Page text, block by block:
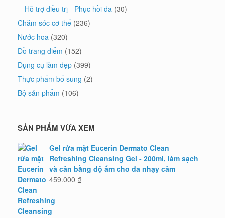
Hỗ trợ điều trị - Phục hồi da (30)
Chăm sóc cơ thể (236)
Nước hoa (320)
Đồ trang điểm (152)
Dụng cụ làm đẹp (399)
Thực phẩm bổ sung (2)
Bộ sản phẩm (106)
SẢN PHẨM VỪA XEM
Gel rửa mặt Eucerin Dermato Clean
Refreshing Cleansing Gel - 200ml, làm sạch
và cân bằng độ ẩm cho da nhạy cảm
459.000 ₫